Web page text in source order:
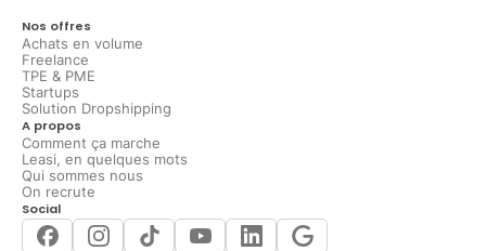
Nos offres
Achats en volume
Freelance
TPE & PME
Startups
Solution Dropshipping
A propos
Comment ça marche
Leasi, en quelques mots
Qui sommes nous
On recrute
Social